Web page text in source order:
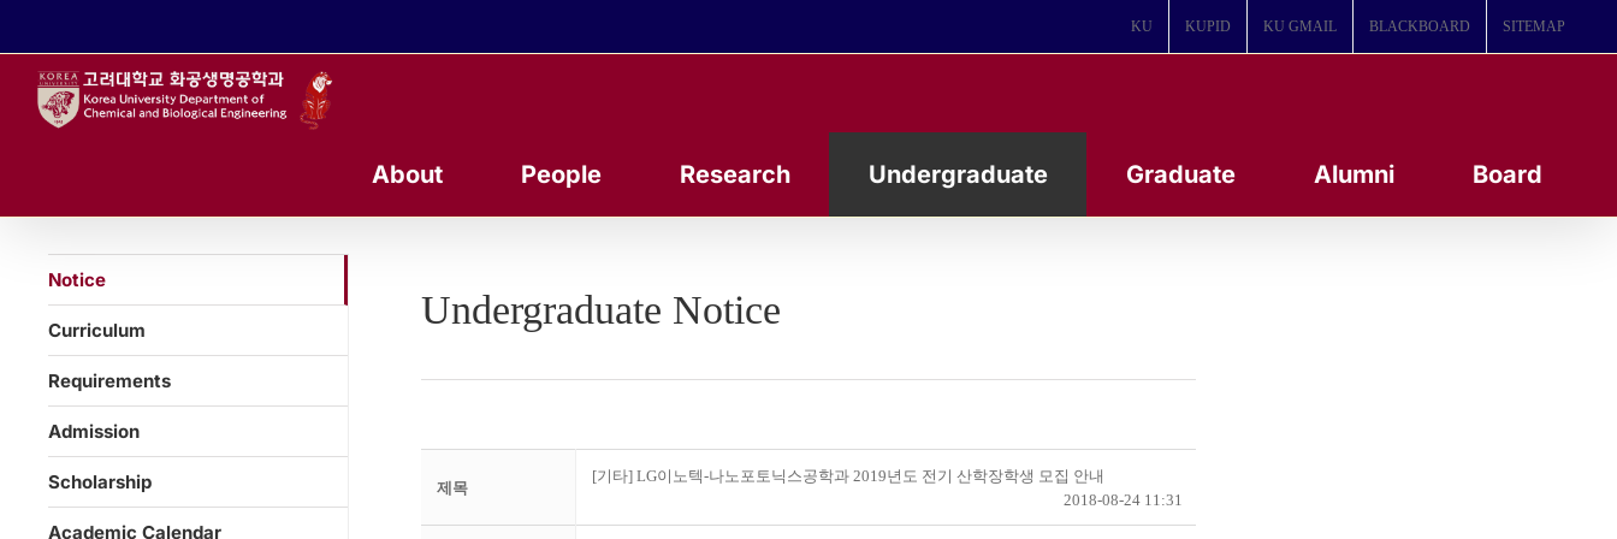
KU KUPID KU GMAIL BLACKBOARD SITEMAP
About People Research Undergraduate Graduate Alumni Board
Undergraduate Notice
제목
[기타] LG이노텍-나노포토닉스공학과 2019년도 전기 산학장학생 모집 안내
2018-08-24 11:31
Notice
Curriculum
Requirements
Admission
Scholarship
Academic Calendar